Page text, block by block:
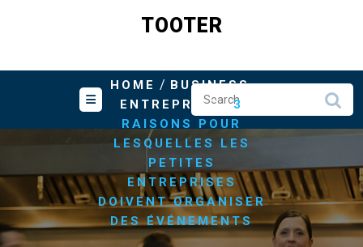
TOOTER
HOME / BUSINESS,
ENTREPRISE/3
RAISONS POUR
LESQUELLES LES
PETITES
ENTREPRISES
DOIVENT ORGANISER
DES ÉVÉNEMENTS